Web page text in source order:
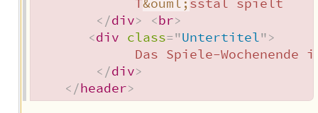
             T
&ouml; sstal spielt
</div> <br>
<div class="Untertitel">
Das Spiele-Wochenende
</div>
</header>